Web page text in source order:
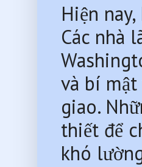
Hiện
Các nhà
và bí
giao.
thiết để
khó